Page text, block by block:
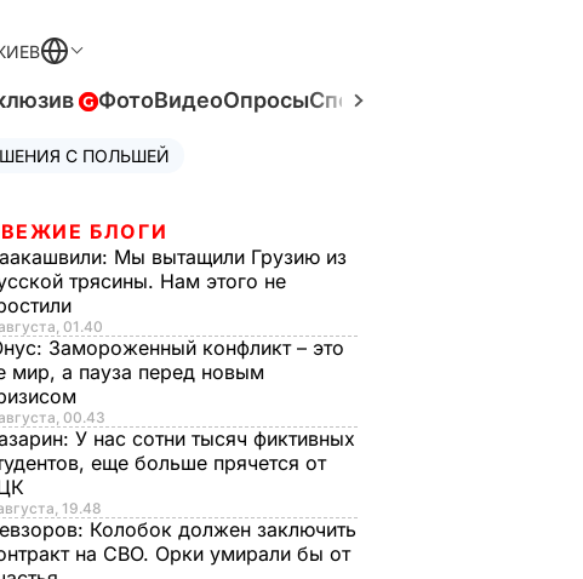
ФотоВидеоОпросыСпецпроекты
С ПОЛЬШЕЙ
БЛОГИ
Мы вытащили Грузию из
трясины. Нам этого не
01.40
Замороженный конфликт – это
мир, а пауза перед новым
00.43
У нас сотни тысяч фиктивных
еще больше прячется от
19.48
Колобок должен заключить
на СВО. Орки умирали бы от